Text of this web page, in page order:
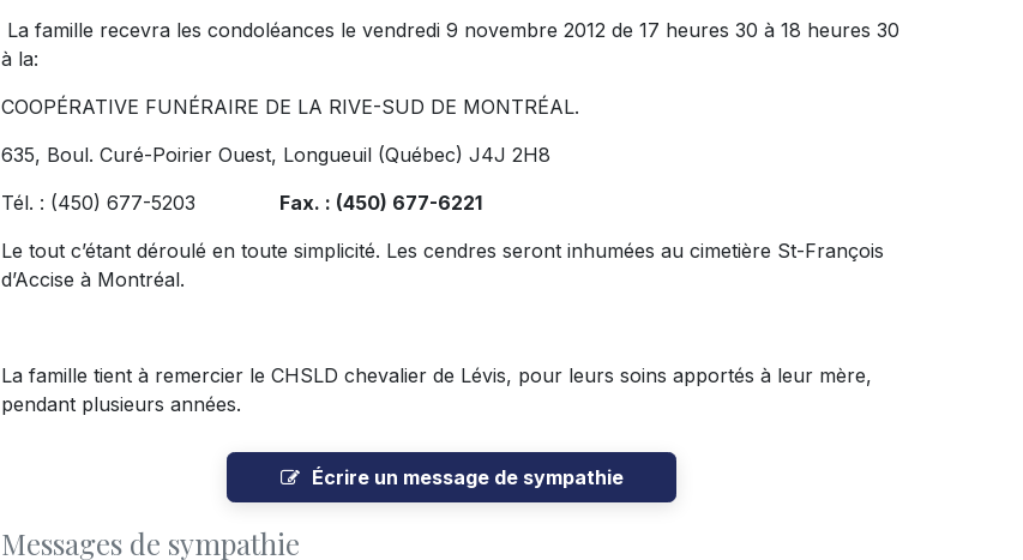
La famille recevra les condoléances le vendredi 9 novembre 2012 de 17 heures 30 à 18 heures 30
à la:
COOPÉRATIVE FUNÉRAIRE DE LA RIVE-SUD DE MONTRÉAL.
635, Boul. Curé-Poirier Ouest, Longueuil (Québec) J4J 2H8
Tél. : (450) 677-5203 Fax. : (450) 677-6221
Le tout c’étant déroulé en toute simplicité. Les cendres seront inhumées au cimetière St-François
d’Accise à Montréal.
La famille tient à remercier le CHSLD chevalier de Lévis, pour leurs soins apportés à leur mère,
pendant plusieurs années.
Écrire un message de sympathie
Messages de sympathie